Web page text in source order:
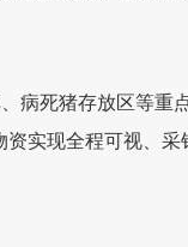
病死猪存放区等重
实现全程可视、